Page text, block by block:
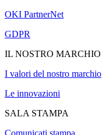
OKI PartnerNet
GDPR
IL NOSTRO MARCHIO
I valori del nostro marchio
Le innovazioni
SALA STAMPA
Comunicati stampa